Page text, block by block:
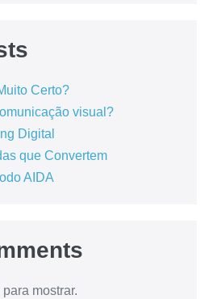
Certo?
visual?
Digital
que Convertem
AIDA
mostrar.